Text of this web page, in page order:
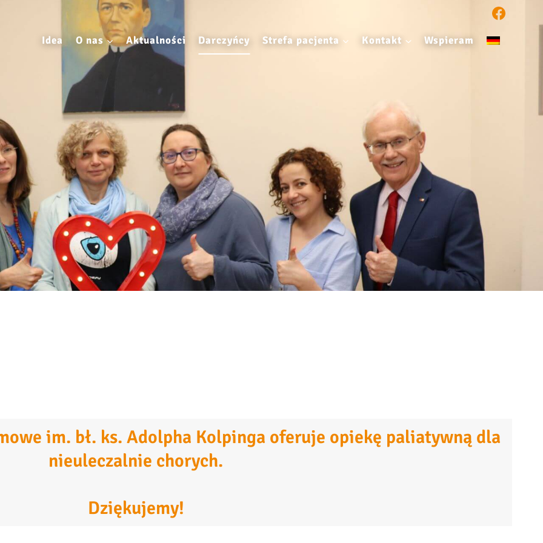
Idea O nas Aktualności Darczyńcy Strefa pacjenta Kontakt Wspieram
im. bł. ks. Adolpha Kolpinga oferuje opiekę paliatywną dla
nieuleczalnie chorych.
Dziękujemy!